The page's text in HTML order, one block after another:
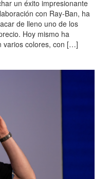
un éxito impresionante
con Ray-Ban, ha
de lleno uno de los
Hoy mismo ha
varios colores, con […]